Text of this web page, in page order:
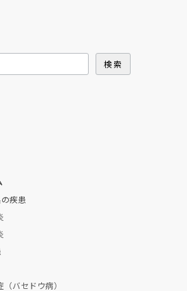
検索
疾患
バセドウ病）